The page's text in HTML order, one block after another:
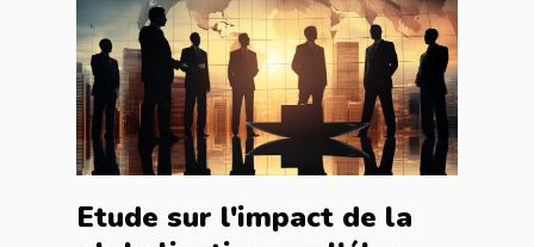
Etude sur l'impact de la